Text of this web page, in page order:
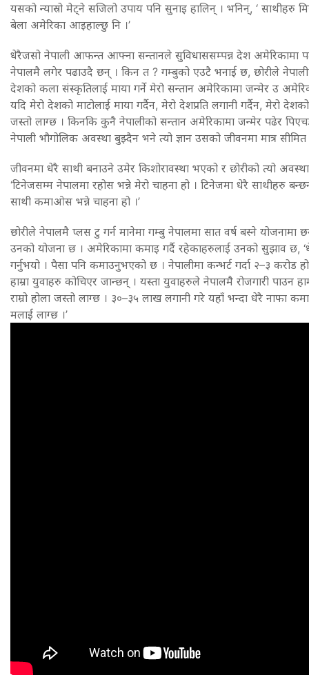
यसको न्यास्रो मेट्ने सजिलो उपाय पनि सुनाइ हालिन् । भनिन्, ‘
बेला अमेरिका आइहाल्छु नि ।’
धेरैजसो नेपाली आफन्त आफ्ना सन्तानले सुविधाससम्पन्न देश अमेरिकामा
नेपालमै लगेर पढाउदै छन् । किन त ? गम्बुको एउटै भनाई छ, छोरीले
देशको कला संस्कृतिलाई माया गर्ने मेरो सन्तान अमेरिकामा जन्मेर उ
यदि मेरो देशको माटोलाई माया गर्दैन, मेरो देशप्रति लगानी गर्दैन, मेरो
जस्तो लाग्छ । किनकि कुनै नेपालीको सन्तान अमेरिकामा जन्मेर पढेर
नेपाली भौगोलिक अवस्था बुझ्दैन भने त्यो ज्ञान उसको जीवनमा मात्र
जीवनमा धेरै साथी बनाउने उमेर किशोरावस्था भएको र छोरीको त्यो
‘टिनेजसम्म नेपालमा रहोस भन्ने मेरो चाहना हो । टिनेजमा धेरै साथीहरु
साथी कमाओस भन्ने चाहना हो ।’
छोरीले नेपालमै प्लस टु गर्न मानेमा गम्बु नेपालमा सात वर्ष बस्ने
उनको योजना छ । अमेरिकामा कमाइ गर्दै रहेकाहरुलाई उनको सुझाव छ,
गर्नुभयो । पैसा पनि कमाउनुभएको छ । नेपालीमा कन्भर्ट गर्दा २–३ करोड
हाम्रा युवाहरु कोचिएर जान्छन् । यस्ता युवाहरुले नेपालमै रोजगारी
राम्रो होला जस्तो लाग्छ । ३०–३५ लाख लगानी गरे यहाँ भन्दा धेरै नाफा
मलाई लाग्छ ।’